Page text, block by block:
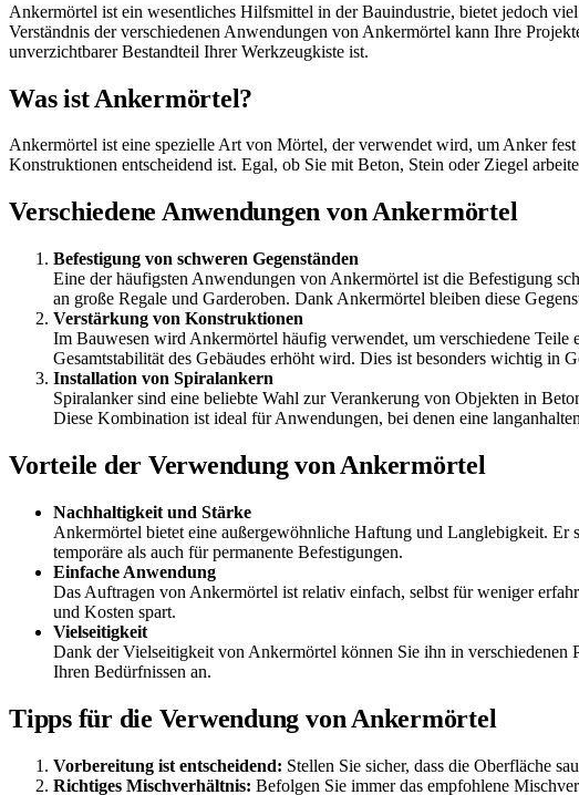
Ankermörtel ist ein wesentliches Hilfsmittel in der Bauindustrie, bietet jedoch
Verständnis der verschiedenen Anwendungen von Ankermörtel kann Ihre
unverzichtbarer Bestandteil Ihrer Werkzeugkiste ist.
Was ist Ankermörtel?
Ankermörtel ist eine spezielle Art von Mörtel, der verwendet wird, um Anker
Konstruktionen entscheidend ist. Egal, ob Sie mit Beton, Stein oder Ziegel
Verschiedene Anwendungen von Ankermörtel
Befestigung von schweren Gegenständen
Eine der häufigsten Anwendungen von Ankermörtel ist die Befestigung
an große Regale und Garderoben. Dank Ankermörtel bleiben diese
Verstärkung von Konstruktionen
Im Bauwesen wird Ankermörtel häufig verwendet, um verschiedene
Gesamtstabilität des Gebäudes erhöht wird. Dies ist besonders wichtig in
Installation von Spiralankern
Spiralanker sind eine beliebte Wahl zur Verankerung von Objekten in
Diese Kombination ist ideal für Anwendungen, bei denen eine
Vorteile der Verwendung von Ankermörtel
Nachhaltigkeit und Stärke
Ankermörtel bietet eine außergewöhnliche Haftung und Langlebigkeit. Er
temporäre als auch für permanente Befestigungen.
Einfache Anwendung
Das Auftragen von Ankermörtel ist relativ einfach, selbst für weniger
und Kosten spart.
Vielseitigkeit
Dank der Vielseitigkeit von Ankermörtel können Sie ihn in verschiedenen
Ihren Bedürfnissen an.
Tipps für die Verwendung von Ankermörtel
Vorbereitung ist entscheidend: Stellen Sie sicher, dass die Oberfläche
Richtiges Mischverhältnis: Befolgen Sie immer das empfohlene